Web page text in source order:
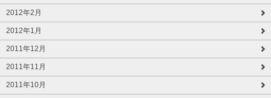
2012年2月
2012年1月
2011年12月
2011年11月
2011年10月